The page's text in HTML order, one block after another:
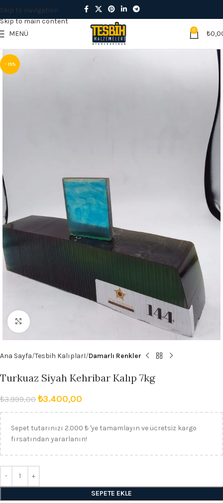
Skip to navigation
Skip to main content
MENÜ
0 ₺
- 15%
Büyütmek için tıklayın
Ana Sayfa Tesbih KalıplarI Damarlı Renkler
Turkuaz Siyah Kehribar Kalıp 7kg
₺3.999,00 ₺3.400,00
Sepet tutarınızı 2.000 ₺ 'ye tamamlayın ve ücretsiz kargo
fırsatından yararlanın!
SEPETE EKLE